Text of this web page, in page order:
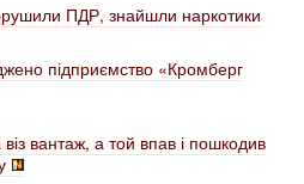
ПДР, знайшли наркотики
підприємство «Кромберг
вантаж, а той впав і пошкодив